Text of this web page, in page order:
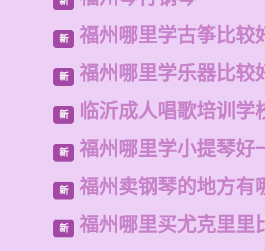
新 福州哪里学古筝比较
新 福州哪里学乐器比较
新 临沂成人唱歌培训学
新 福州哪里学小提琴好
新 福州卖钢琴的地方有
新 福州哪里买尤克里里